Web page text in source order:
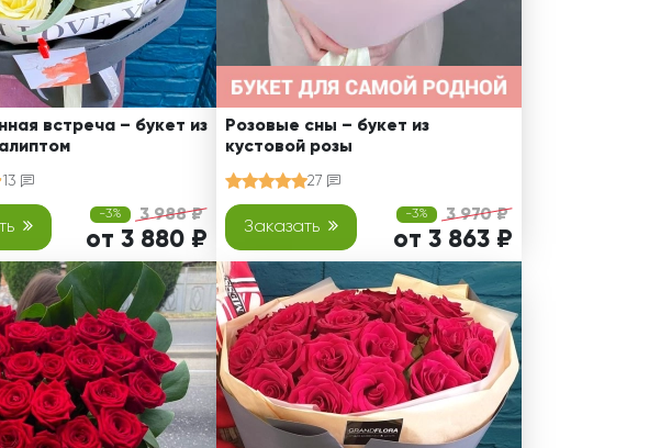
встреча – букет из
13
-3% 3 988 ₽
от 3 880 ₽
Розовые сны – букет из
кустовой розы
27
Заказать
-3% 3 970 ₽
от 3 863 ₽